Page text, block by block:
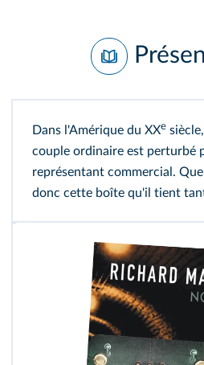
Dans l'Amérique du XXe
couple ordinaire est perturbé
représentant commercial.
donc cette boîte qu'il tient